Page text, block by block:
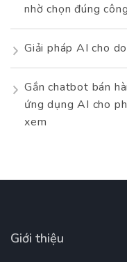
nhờ chọn đúng
Giải pháp AI cho
Gắn chatbot bán
ứng dụng AI cho
xem
Giới thiệu